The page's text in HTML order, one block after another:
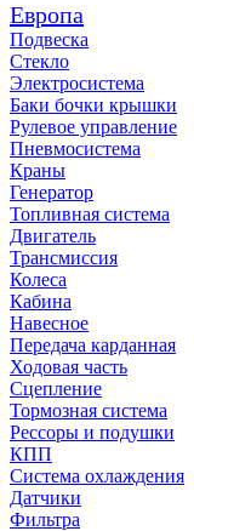
Европа
Подвеска
Стекло
Электросистема
Баки бочки крышки
Рулевое управление
Пневмосистема
Краны
Генератор
Топливная система
Двигатель
Трансмиссия
Колеса
Кабина
Навесное
Передача карданная
Ходовая часть
Сцепление
Тормозная система
Рессоры и подушки
КПП
Система охлаждения
Датчики
Фильтра